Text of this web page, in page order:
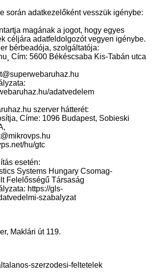
során adatkezelőként vesszük igénybe:
magának a jogot, hogy egyes
céljára adatfeldolgozót vegyen igénybe.
bérbeadója, szolgáltatója:
Cím: 5600 Békéscsaba Kis-Tabán utca
adatvedelem
szerver hátterét:
Címe: 1096 Budapest, Sobieski
hu/gtc
esetén:
Systems Hungary Csomag-
Felelősségű Társaság
https://gls-
szabalyzat
Maklári út 119.
szerzodesi-feltetelek